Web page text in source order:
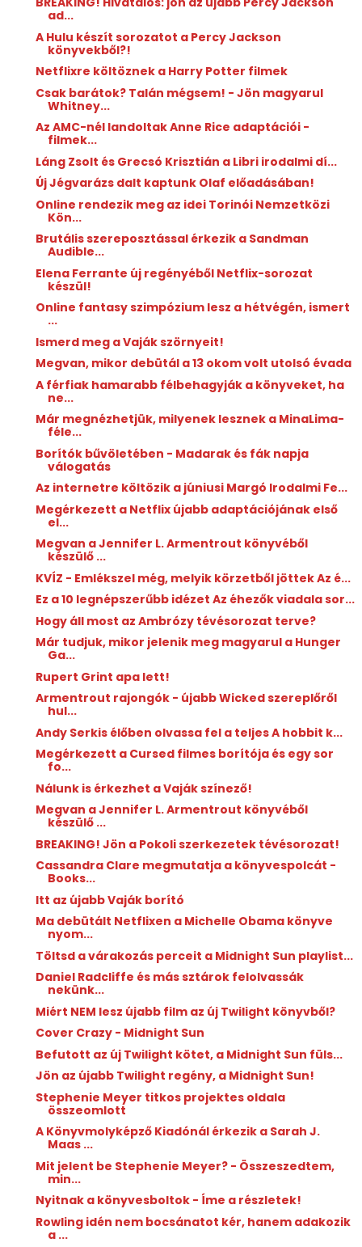
ad...
A Hulu készít sorozatot a Percy Jackson
könyvekből?!
Netflixre költöznek a Harry Potter filmek
Csak barátok? Talán mégsem! - Jön magyarul
Whitney...
Az AMC-nél landoltak Anne Rice adaptációi -
filmek...
Láng Zsolt és Grecsó Krisztián a Libri irodalmi dí...
Új Jégvarázs dalt kaptunk Olaf előadásában!
Online rendezik meg az idei Torinói Nemzetközi
Kön...
Brutális szereposztással érkezik a Sandman
Audible...
Elena Ferrante új regényéből Netflix-sorozat
készül!
Online fantasy szimpózium lesz a hétvégén, ismert
...
Ismerd meg a Vaják szörnyeit!
Megvan, mikor debütál a 13 okom volt utolsó évada
A férfiak hamarabb félbehagyják a könyveket, ha
ne...
Már megnézhetjük, milyenek lesznek a MinaLima-
féle...
Borítók bűvöletében - Madarak és fák napja
válogatás
Az internetre költözik a júniusi Margó Irodalmi Fe...
Megérkezett a Netflix újabb adaptációjának első
el...
Megvan a Jennifer L. Armentrout könyvéből
készülő ...
KVÍZ - Emlékszel még, melyik körzetből jöttek Az é...
Ez a 10 legnépszerűbb idézet Az éhezők viadala sor...
Hogy áll most az Ambrózy tévésorozat terve?
Már tudjuk, mikor jelenik meg magyarul a Hunger
Ga...
Rupert Grint apa lett!
Armentrout rajongók - újabb Wicked szereplőről
hul...
Andy Serkis élőben olvassa fel a teljes A hobbit k...
Megérkezett a Cursed filmes borítója és egy sor
fo...
Nálunk is érkezhet a Vaják színező!
Megvan a Jennifer L. Armentrout könyvéből
készülő ...
BREAKING! Jön a Pokoli szerkezetek tévésorozat!
Cassandra Clare megmutatja a könyvespolcát -
Books...
Itt az újabb Vaják borító
Ma debütált Netflixen a Michelle Obama könyve
nyom...
Töltsd a várakozás perceit a Midnight Sun playlist...
Daniel Radcliffe és más sztárok felolvassák
nekünk...
Miért NEM lesz újabb film az új Twilight könyvből?
Cover Crazy - Midnight Sun
Befutott az új Twilight kötet, a Midnight Sun füls...
Jön az újabb Twilight regény, a Midnight Sun!
Stephenie Meyer titkos projektes oldala
összeomlott
A Könyvmolyképző Kiadónál érkezik a Sarah J.
Maas ...
Mit jelent be Stephenie Meyer? - Összeszedtem,
min...
Nyitnak a könyvesboltok - Íme a részletek!
Rowling idén nem bocsánatot kér, hanem adakozik
a ...